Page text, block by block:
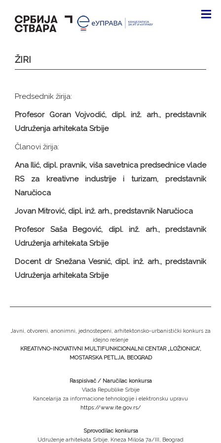
ŽIRI
Predsednik žirija:
Profesor Goran Vojvodić, dipl. inž. arh., predstavnik
Udruženja arhitekata Srbije
Članovi žirija:
Ana Ilić, dipl. pravnik, viša savetnica predsednice vlade
RS za kreativne industrije i turizam, predstavnik
Naručioca
Jovan Mitrović, dipl. inž. arh., predstavnik Naručioca
Profesor Saša Begović, dipl. inž. arh., predstavnik
Udruženja arhitekata Srbije
Docent dr Snežana Vesnić, dipl. inž. arh., predstavnik
Udruženja arhitekata Srbije
Javni, otvoreni, anonimni, jednostepeni, arhitektonsko-urbanistički konkurs za
idejno rešenje
KREATIVNO-INOVATIVNI MULTIFUNKCIONALNI CENTAR „LOŽIONICA”,
MOSTARSKA PETLJA, BEOGRAD
Raspisivač / Naručilac konkursa
Vlada Republike Srbije
Kancelarija za informacione tehnologije i elektronsku upravu
https://www.ite.gov.rs/
Sprovodilac konkursa
Udruženje arhitekata Srbije, Kneza Miloša 7a/III, Beograd